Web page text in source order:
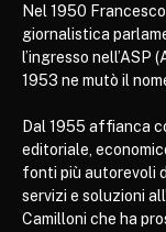
Nel 1950
giornalistica
l’ingresso
1953 ne mutò il
Dal 1955 affianca
editoriale,
fonti più autorevoli
servizi e soluzioni
Camilloni che ha